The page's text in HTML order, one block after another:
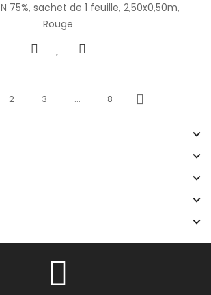
75%, sachet de 1 feuille, 2,50x0,50m,
Rouge
2 3 … 8
Next